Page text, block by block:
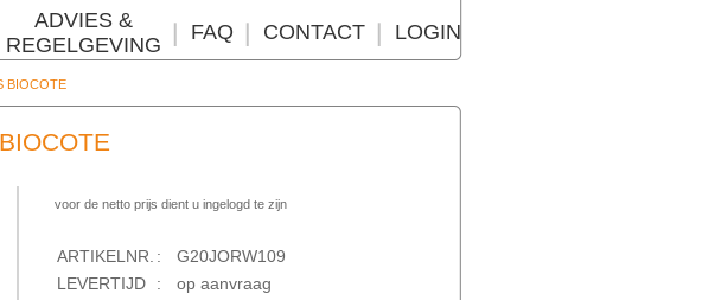
ADVIES &
REGELGEVING
FAQ CONTACT LOGIN
BIOCOTE
voor de netto prijs dient u ingelogd te zijn
ARTIKELNR. :
G20JORW109
LEVERTIJD
:
op aanvraag